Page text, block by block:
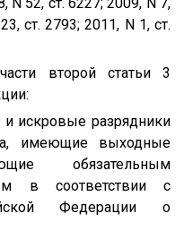
ст. 2793; 2011, N 1, ст.
второй статьи 3
искровые разрядники
имеющие выходные
обязательным
в соответствии с
Федерации о